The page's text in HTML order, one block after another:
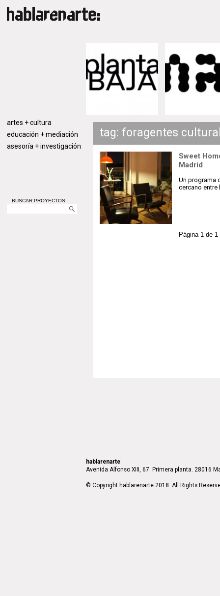
artes + cultura
educación + mediación
asesoría + investigación
BUSCAR PROYECTOS
tag: foragentes
Sweet
Madrid
Un programa
cercano
Página 1 de 1
hablarenarte
Avenida Alfonso XIII, 67. Primera planta. 28016
© Copyright hablarenarte 2018. All Rights